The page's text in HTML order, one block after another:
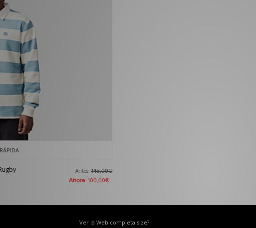
Antes145,00€
Ahora 100,00€
Ver la Web completa size?